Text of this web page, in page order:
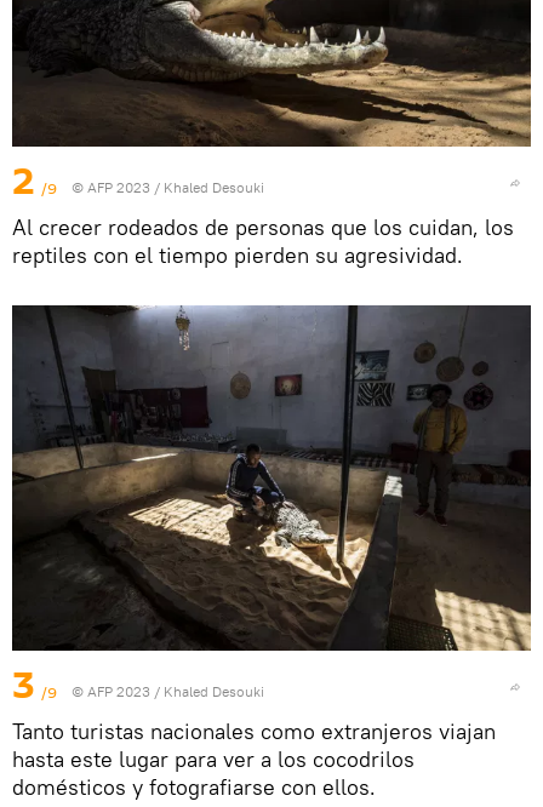
2 /9 © AFP 2023 / Khaled Desouki
Al crecer rodeados de personas que los cuidan, los
reptiles con el tiempo pierden su agresividad.
3 /9 © AFP 2023 / Khaled Desouki
Tanto turistas nacionales como extranjeros viajan
hasta este lugar para ver a los cocodrilos
domésticos y fotografiarse con ellos.